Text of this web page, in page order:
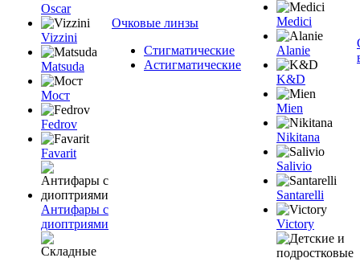
Oscar
Vizzini
Matsuda
Мост
Fedrov
Favarit
Антифары с
диоптриями
Очковые линзы
Стигматические
Астигматические
Medici
Alanie
K&D
Mien
Nikitana
Salivio
Santarelli
Victory